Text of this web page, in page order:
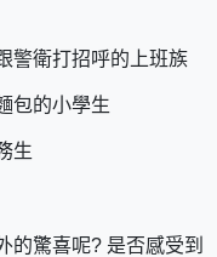
警衛打招呼的上班族
包的小學生
生
的驚喜呢? 是否感受到